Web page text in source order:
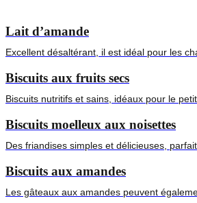
Lait d’amande
Excellent désaltérant, il est idéal pour les
Biscuits aux fruits secs
Biscuits nutritifs et sains, idéaux pour le
Biscuits moelleux aux noisettes
Des friandises simples et délicieuses,
Biscuits aux amandes
Les gâteaux aux amandes peuvent